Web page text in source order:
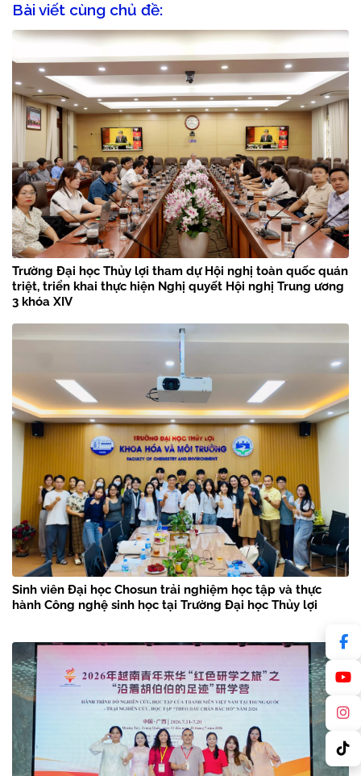
Bài viết cùng chủ đề:
Trường Đại học Thủy lợi tham dự Hội nghị toàn quốc quán
triệt, triển khai thực hiện Nghị quyết Hội nghị Trung ương
3 khóa XIV
Sinh viên Đại học Chosun trải nghiệm học tập và thực
hành Công nghệ sinh học tại Trường Đại học Thủy lợi